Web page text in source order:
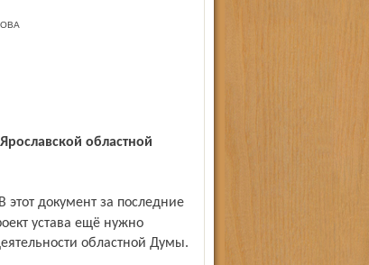
устава ещё нужно
областной Думы.